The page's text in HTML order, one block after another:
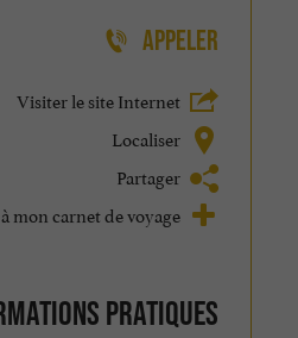
APPELER
Visiter le site Internet
Localiser
Partager
mon carnet de voyage
pratiques